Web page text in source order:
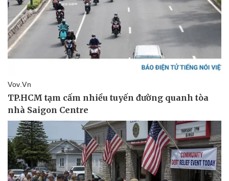
Doanh nghiệp
Doanh nghiệp 24h
Vì cộng đồng
Công nghệ
Sành điệu
Trải nghiệm
Chuyển đổi số